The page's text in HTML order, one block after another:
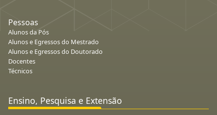
Pessoas
Alunos da Pós
Alunos e Egressos do Mestrado
Alunos e Egressos do Doutorado
Docentes
Técnicos
Ensino, Pesquisa e Extensão